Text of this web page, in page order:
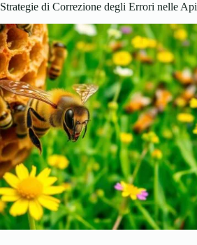
Strategie di Correzione degli Errori nelle Api